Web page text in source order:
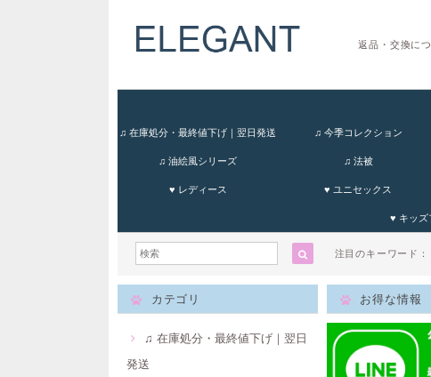
返品・交換に
♫ 在庫処分・最終値下げ｜翌日発送 ♫ 今季コレクション
♫ 油絵風シリーズ ♫ 法被
♥ レディース ♥ ユニセックス
♥ キッズ
注目のキーワード：
カテゴリ
♫ 在庫処分・最終値下げ｜翌日
発送
お得な情報